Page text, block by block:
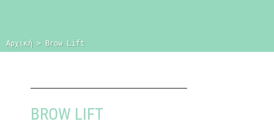
Αρχική > Brow Lift
BROW LIFT